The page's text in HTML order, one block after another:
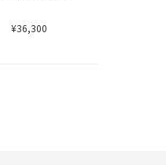
¥36,300